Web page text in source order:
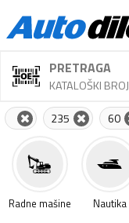
PRETRAGA
KATALOŠKI BROJ
235 60
Radne mašine Nautika